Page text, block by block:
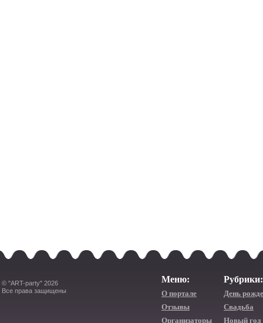
© "ART-party" 2026
Все права защищены
Меню:
О портале
Отзывы
Организаторы
Рубрики:
День
Свадьба
Новый год